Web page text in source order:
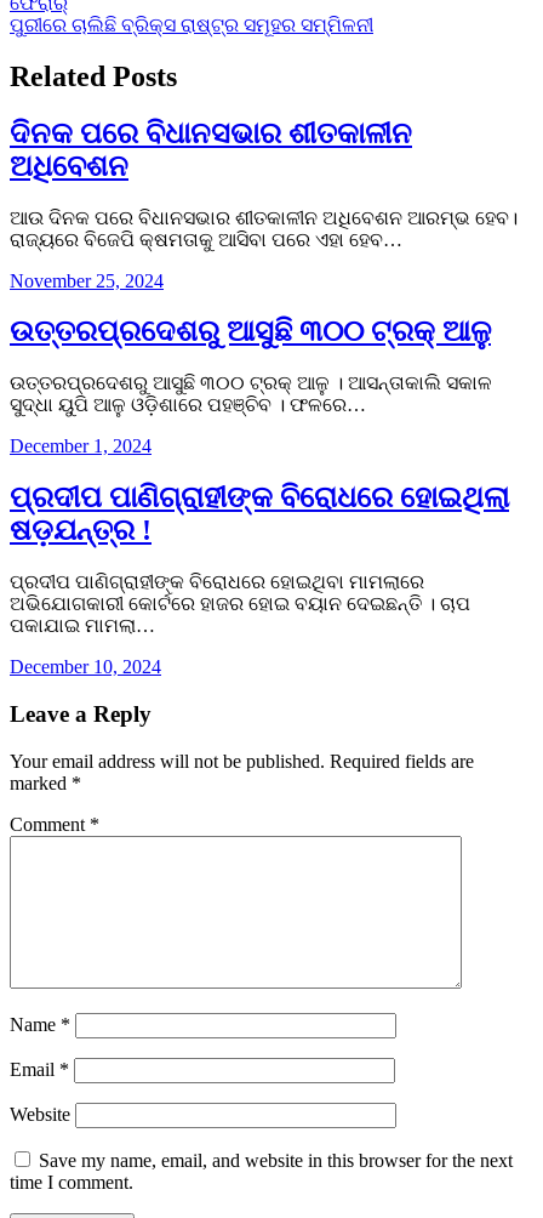
navigation
ପୁରୀରେ ଚାଲିଛି ବ୍ରିକ୍ସ ରାଷ୍ଟ୍ର ସମୂହର ସମ୍ମିଳନୀ
Related Posts
ଦିନକ ପରେ ବିଧାନସଭାର ଶୀତକାଳୀନ
ଅଧିବେଶନ
ଆଉ ଦିନକ ପରେ ବିଧାନସଭାର ଶୀତକାଳୀନ ଅଧିବେଶନ ଆରମ୍ଭ ହେବ।
ରାଜ୍ୟରେ ବିଜେପି କ୍ଷମତାକୁ ଆସିବା ପରେ ଏହା ହେବ…
November 25, 2024
ଉତ୍ତରପ୍ରଦେଶରୁ ଆସୁଛି ୩୦୦ ଟ୍ରକ୍ ଆଳୁ
ଉତ୍ତରପ୍ରଦେଶରୁ ଆସୁଛି ୩୦୦ ଟ୍ରକ୍ ଆଳୁ । ଆସନ୍ତାକାଲି ସକାଳ
ସୁଦ୍ଧା ୟୁପି ଆଳୁ ଓଡ଼ିଶାରେ ପହଞ୍ଚିବ । ଫଳରେ…
December 1, 2024
ପ୍ରଦୀପ ପାଣିଗ୍ରାହୀଙ୍କ ବିରୋଧରେ ହୋଇଥିଲା
ଷଡ଼ଯନ୍ତ୍ର !
ପ୍ରଦୀପ ପାଣିଗ୍ରାହୀଙ୍କ ବିରୋଧରେ ହୋଇଥିବା ମାମଲାରେ
ଅଭିଯୋଗକାରୀ କୋର୍ଟରେ ହାଜର ହୋଇ ବୟାନ ଦେଇଛନ୍ତି । ଚାପ
ପକାଯାଇ ମାମଲା…
December 10, 2024
Leave a Reply
Your email address will not be published. Required fields are
marked *
Comment *
Name *
Email *
Website
Save my name, email, and website in this browser for the next
time I comment.